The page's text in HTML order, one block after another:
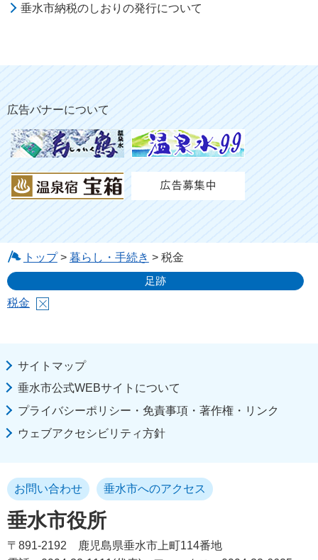
垂水市納税のしおりの発行について
広告バナーについて
トップ> 暮らし・手続き > 税金
足跡
税金
サイトマップ
垂水市公式WEBサイトについて
プライバシーポリシー・免責事項・著作権・リンク
ウェブアクセシビリティ方針
垂水市役所
お問い合わせ 垂水市へのアクセス
〒891-2192
鹿児島県垂水市上町114番地